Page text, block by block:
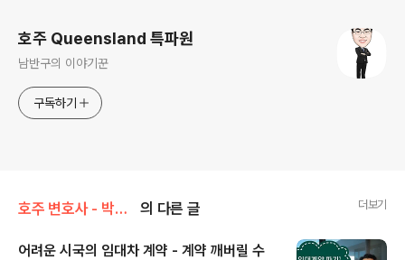
호주 Queensland 특파원
남반구의 이야기꾼
구독하기
호주 변호사 - 박창민/일반 법상식 의 다른 글 더보기
어려운 시국의 임대차 계약 - 계약 깨버릴 수